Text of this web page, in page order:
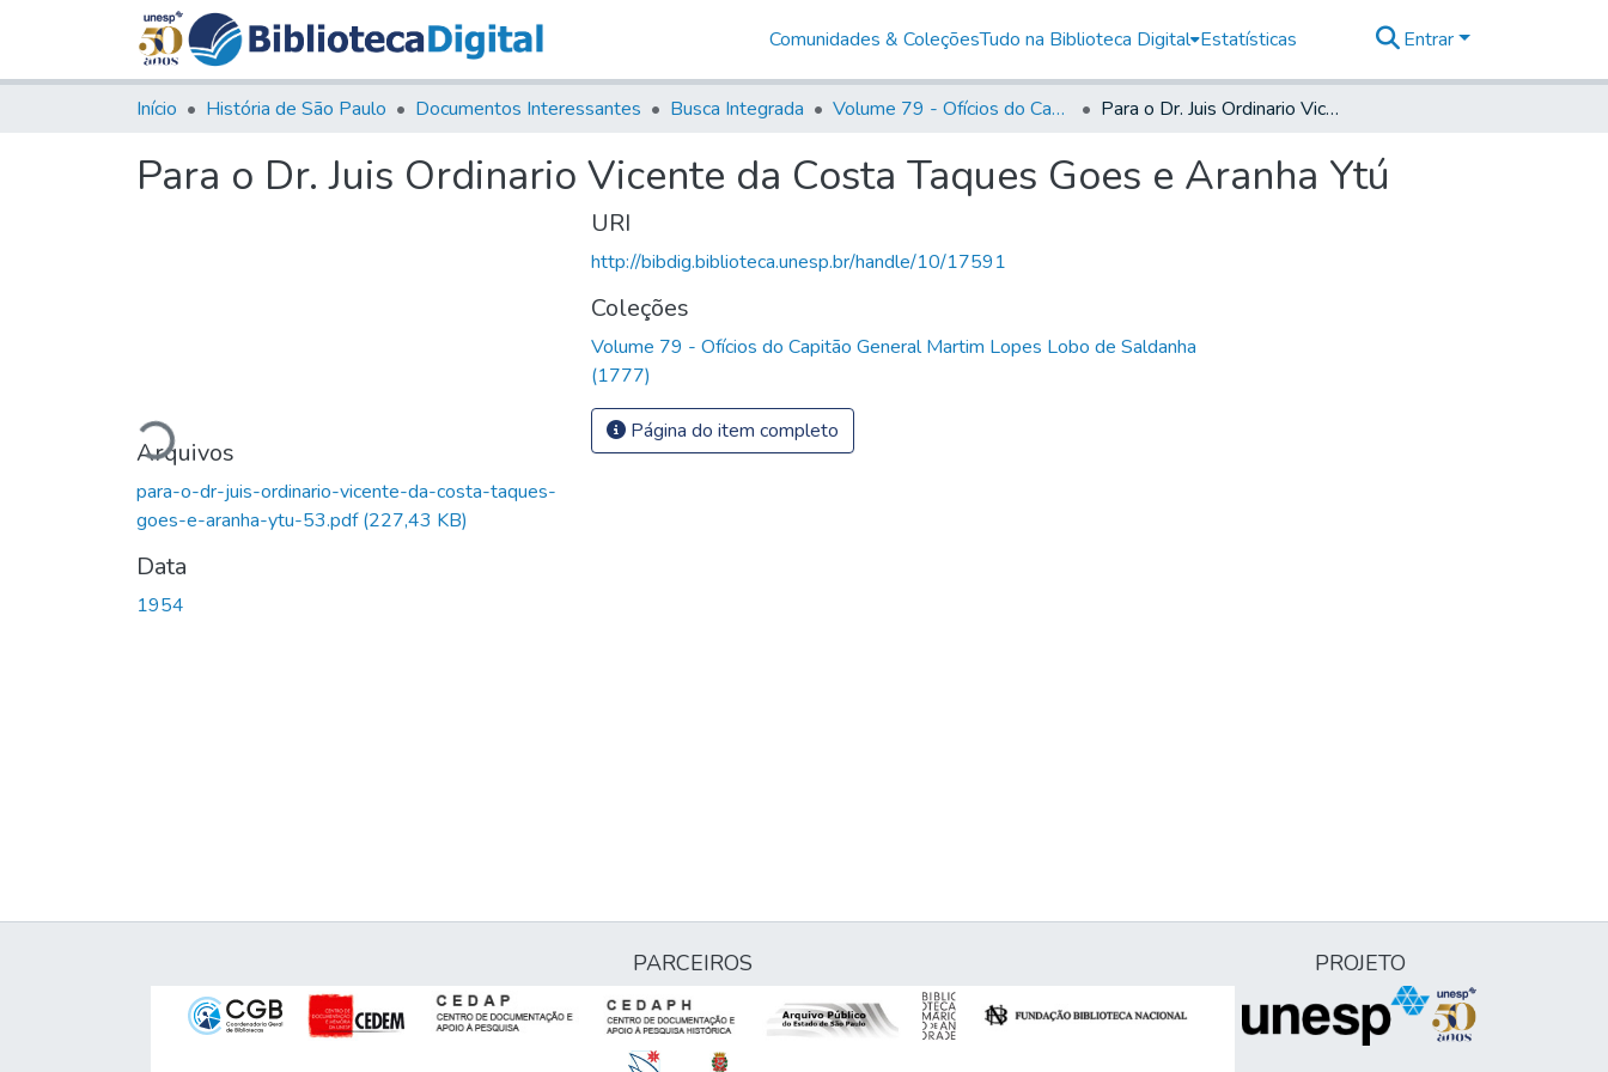
Comunidades & ColeçõesTudo na Biblioteca Digital Estatísticas Entrar
Início História de São Paulo Documentos Interessantes Busca Integrada Volume 79 - Ofícios do Capitão General Martim Lopes Lobo de Saldanha (1777) Para o Dr. Juis Ordinario Vicente da Costa Taques Goes e Aranha Ytú
Para o Dr. Juis Ordinario Vicente da Costa Taques Goes e Aranha Ytú
Carregando...
Arquivos
para-o-dr-juis-ordinario-vicente-da-costa-taques-
goes-e-aranha-ytu-53.pdf(227,43 KB)
Data
1954
URI
http://bibdig.biblioteca.unesp.br/handle/10/17591
Coleções
Volume 79 - Ofícios do Capitão General Martim Lopes Lobo de Saldanha
(1777)
Página do item completo
PARCEIROS PROJETO